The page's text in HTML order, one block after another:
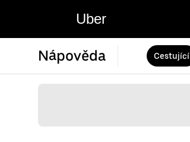
Uber
Nápověda Cestující